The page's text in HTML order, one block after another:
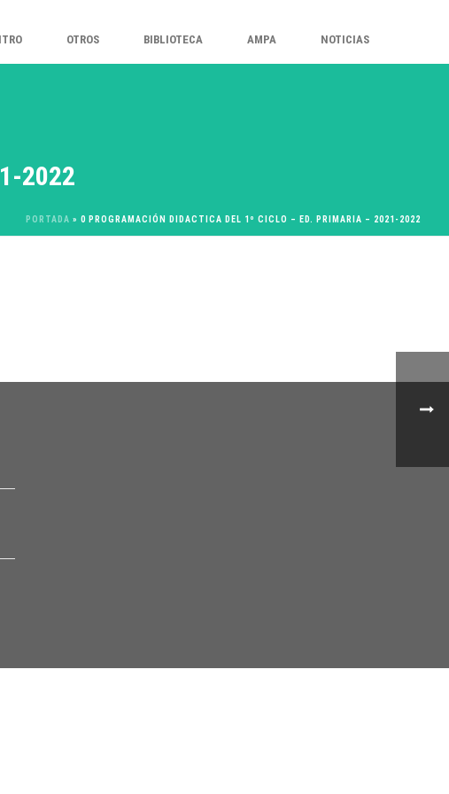
OTROS BIBLIOTECA AMPA NOTICIAS
2022
PORTADA » 0 PROGRAMACIÓN DIDACTICA DEL 1º CICLO – ED. PRIMARIA – 2021-2022